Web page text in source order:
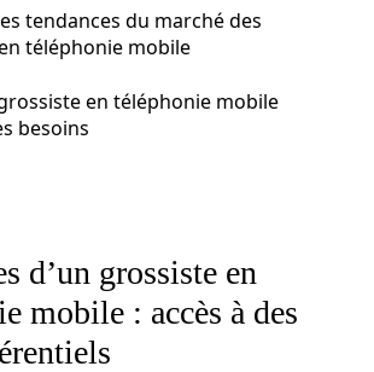
tendances du marché des
téléphonie mobile
en téléphonie mobile
besoins
d’un grossiste en
mobile : accès à des